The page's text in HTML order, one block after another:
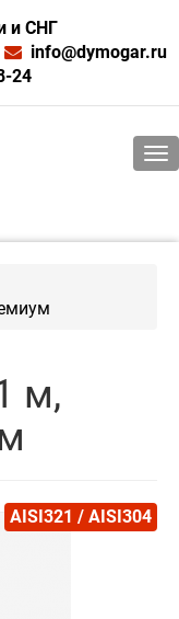
и СНГ
info@dymogar.ru
24
м,
AISI321 / AISI304